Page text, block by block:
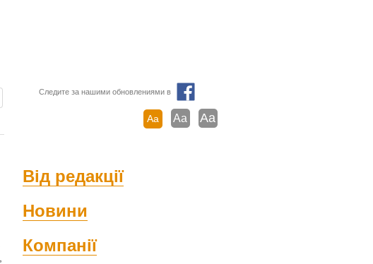
Следите за нашими обновлениями в
Aa Aa Aa
Від редакції
Новини
Компанії